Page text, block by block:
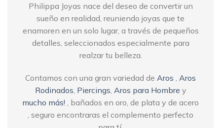
Philippa Joyas nace del deseo de convertir un
sueño en realidad, reuniendo joyas que te
enamoren en un solo lugar, a través de pequeños
detalles, seleccionados especialmente para
realzar tu belleza.
Contamos con una gran variedad de Aros
Aros
Rodinados Piercings Aros para Hombre y
mucho más! , bañados en oro, de plata y de acero
, seguro encontraras el complemento perfecto